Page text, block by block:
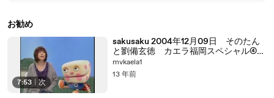
お勧め
7:53 次
sakusaku 2004年12月09日 そのたん
と劉備玄徳 カエラ福岡スペシャル④
3/4
mvkaela1
13 年前